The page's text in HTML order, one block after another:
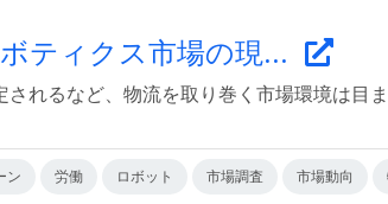
ティクス市場の現...
れるなど、物流を取り巻く市場環境は目
ン 労働 ロボット 市場調査 市場動向